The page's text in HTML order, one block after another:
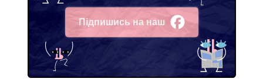
Підпишись на наш
Facebook